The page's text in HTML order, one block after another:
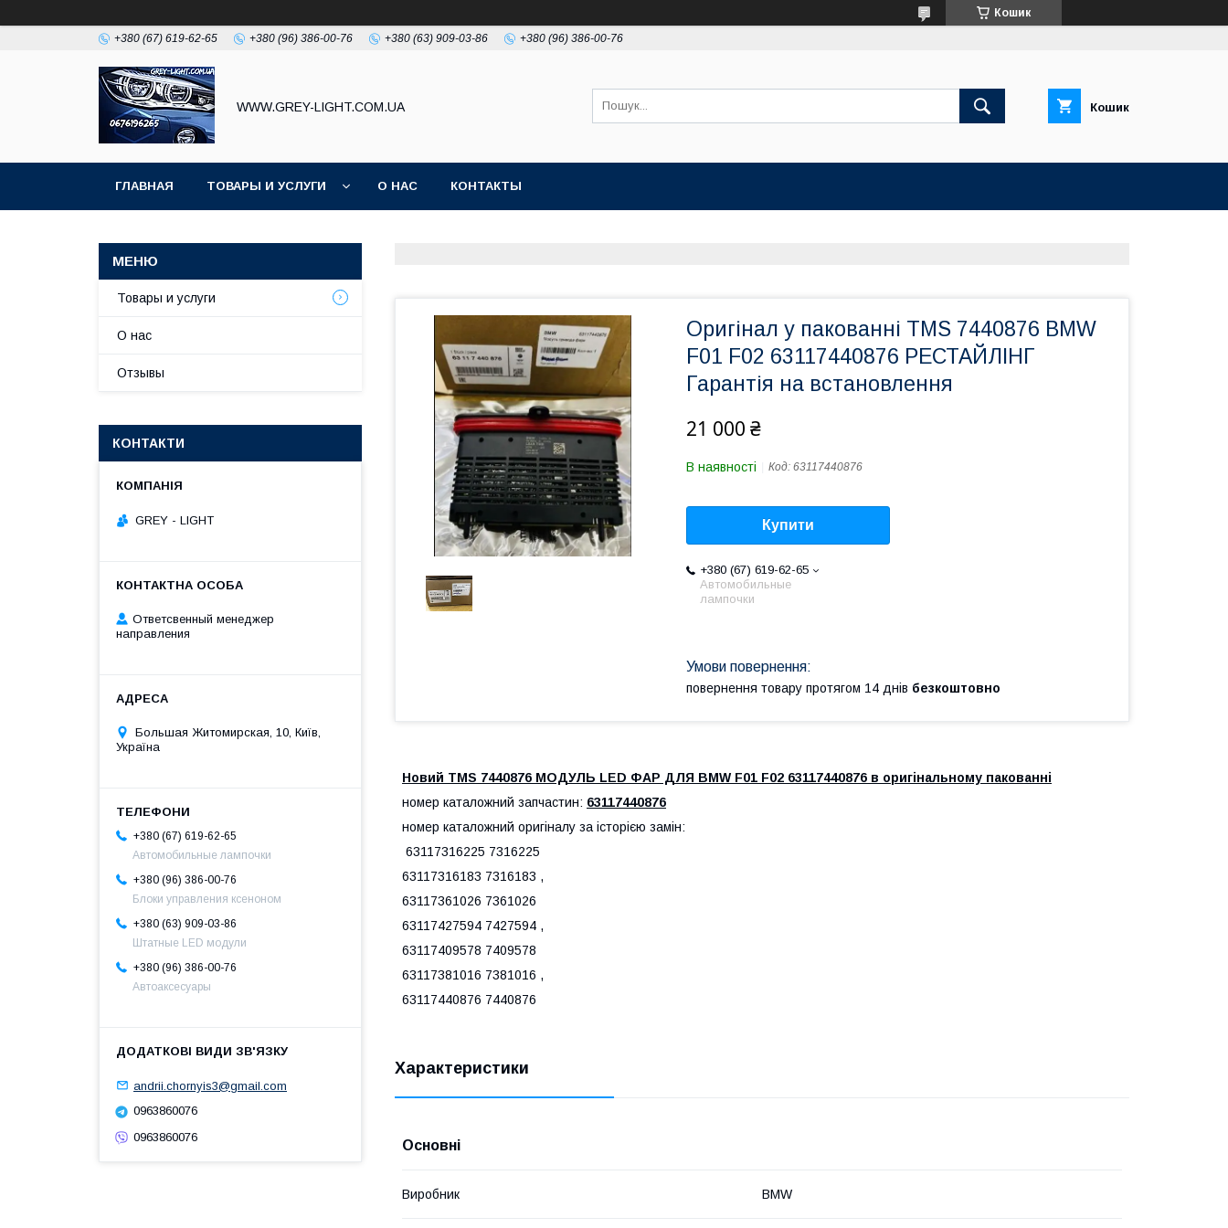
Кошик
+380 (67) 619-62-65 +380 (96) 386-00-76 +380 (63) 909-03-86 +380 (96) 386-00-76
WWW.GREY-LIGHT.COM.UA Кошик
ГЛАВНАЯ ТОВАРЫ И УСЛУГИ О НАС КОНТАКТЫ
Оригінал у пакованні TMS 7440876 BMW
F01 F02 63117440876 РЕСТАЙЛІНГ
Гарантія на встановлення
21 000 ₴
В наявності Код: 63117440876
Купити
+380 (67) 619-62-65
Автомобильные
лампочки
повернення товару протягом 14 днів безкоштовно
Новий TMS 7440876 МОДУЛЬ LED ФАР ДЛЯ BMW F01 F02 63117440876 в оригінальному пакованні
номер каталожний запчастин: 63117440876
номер каталожний оригіналу за історією замін:
63117316225 7316225
63117316183 7316183 ,
63117361026 7361026
63117427594 7427594 ,
63117409578 7409578
63117381016 7381016 ,
63117440876 7440876
Характеристики
Основні
Виробник BMW
Товары и услуги
О нас
Отзывы
КОНТАКТИ
GREY - LIGHT
Ответсвенный менеджер
направления
Большая Житомирская, 10, Київ,
Україна
+380 (67) 619-62-65
Автомобильные лампочки
+380 (96) 386-00-76
Блоки управления ксеноном
+380 (63) 909-03-86
Штатные LED модули
+380 (96) 386-00-76
Автоаксесуары
andrii.chornyis3@gmail.com
0963860076
0963860076